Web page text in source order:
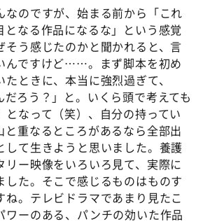
なのですが、始まる前から「これ
となる作品になるな」という感覚
そう感じたのかと聞かれると、言
んですけど……。まず脚本を初め
ときに、本当に強烈過ぎて、
だろう？」と。いくら頭で考えても
となって（笑）、自分の持ってい
と重なるところがあるなら全部出
して生きようと思いました。養護
リー映像をいろいろ見て、実際に
した。そこで感じるものはものす
ね。テレビドラマであまり見たこ
ワーのある、パンチの効いた作品